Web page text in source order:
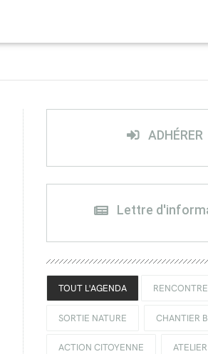
ADHÉRER
Lettre
TOUT L'AGENDA RENCONTRE
SORTIE NATURE CHANTIER
ACTION CITOYENNE